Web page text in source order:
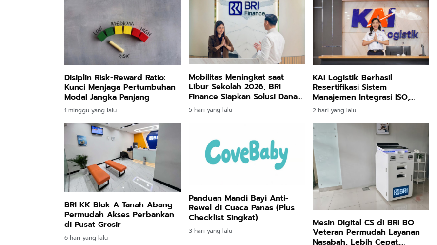
Disiplin Risk-Reward Ratio:
Kunci Menjaga Pertumbuhan
Modal Jangka Panjang
1 minggu yang lalu
Mobilitas Meningkat saat
Libur Sekolah 2026, BRI
Finance Siapkan Solusi Dana
Tunai
5 hari yang lalu
KAI Logistik Berhasil
Resertifikasi Sistem
Manajemen Integrasi ISO,
Perkuat Tata Kelola
Berkelanjutan
2 hari yang lalu
BRI KK Blok A Tanah Abang
Permudah Akses Perbankan
di Pusat Grosir
6 hari yang lalu
Panduan Mandi Bayi Anti-
Rewel di Cuaca Panas (Plus
Checklist Singkat)
3 hari yang lalu
Mesin Digital CS di BRI BO
Veteran Permudah Layanan
Nasabah, Lebih Cepat,